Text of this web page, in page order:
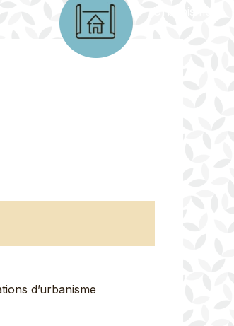
d’urbanisme